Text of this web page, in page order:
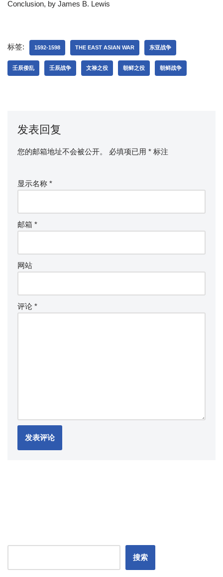
Conclusion, by James B. Lewis
标签: 1592-1598 THE EAST ASIAN WAR 东亚战争
壬辰倭乱 壬辰战争 文禄之役 朝鲜之役 朝鲜战争
发表回复
您的邮箱地址不会被公开。 必填项已用 * 标注
显示名称 *
邮箱 *
网站
评论 *
搜索